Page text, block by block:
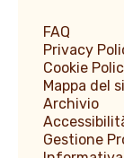
FAQ
Privacy
Cookie
Mappa del
Archivio
Gestione